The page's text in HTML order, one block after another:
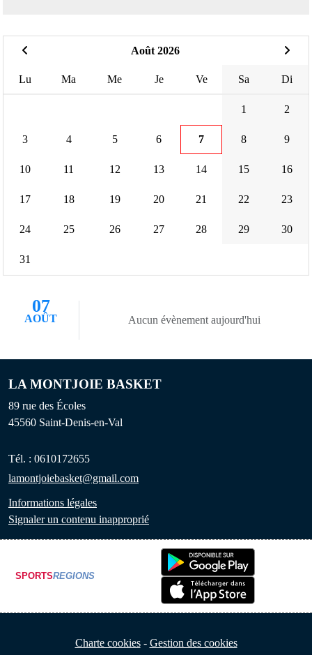
Août 2026
Lu Ma Me Je Ve Sa Di
1 2
3 4 5 6 7 8 9
10 11 12 13 14 15 16
17 18 19 20 21 22 23
24 25 26 27 28 29 30
31
07
AOÛT Aucun évènement aujourd'hui
LA MONTJOIE BASKET
89 rue des Écoles
45560 Saint-Denis-en-Val
Tél. : 0610172655
lamontjoiebasket@gmail.com
Informations légales
Signaler un contenu inapproprié
SPORTSREGIONS
Charte cookies Gestion des cookies